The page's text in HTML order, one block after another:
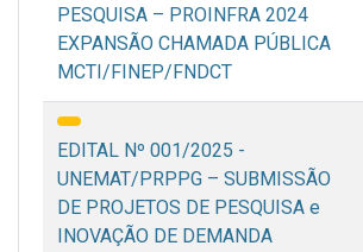
PESQUISA – PROINFRA 2024
EXPANSÃO CHAMADA PÚBLICA
MCTI/FINEP/FNDCT
EDITAL Nº 001/2025 -
UNEMAT/PRPPG – SUBMISSÃO
DE PROJETOS DE PESQUISA e
INOVAÇÃO DE DEMANDA